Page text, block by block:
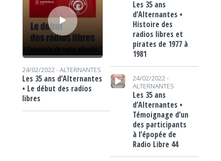
24/02/2022 -ALTERNANTES
Les 35 ans d’Alternantes
• Le début des radios
libres
Les 35 ans
d’Alternantes •
Histoire des
radios libres et
pirates de 1977 à
1981
Lecteur audio
24/02/2022 -
ALTERNANTES
Les 35 ans
d’Alternantes •
Témoignage d’un
des participants
à l’épopée de
Radio Libre 44